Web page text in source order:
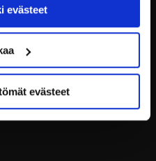
evästeet
evästeet
Jyväskylä